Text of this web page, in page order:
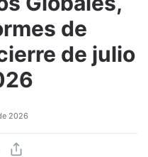
de
de julio
2026